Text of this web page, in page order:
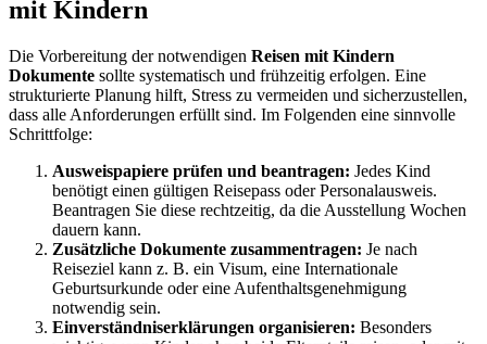
mit Kindern
Die Vorbereitung der notwendigen Reisen mit Kindern
Dokumente sollte systematisch und frühzeitig erfolgen. Eine
strukturierte Planung hilft, Stress zu vermeiden und sicherzustellen,
dass alle Anforderungen erfüllt sind. Im Folgenden eine sinnvolle
Schrittfolge:
Ausweispapiere prüfen und beantragen: Jedes Kind
benötigt einen gültigen Reisepass oder Personalausweis.
Beantragen Sie diese rechtzeitig, da die Ausstellung Wochen
dauern kann.
Zusätzliche Dokumente zusammentragen: Je nach
Reiseziel kann z. B. ein Visum, eine Internationale
Geburtsurkunde oder eine Aufenthaltsgenehmigung
notwendig sein.
Einverständniserklärungen organisieren: Besonders